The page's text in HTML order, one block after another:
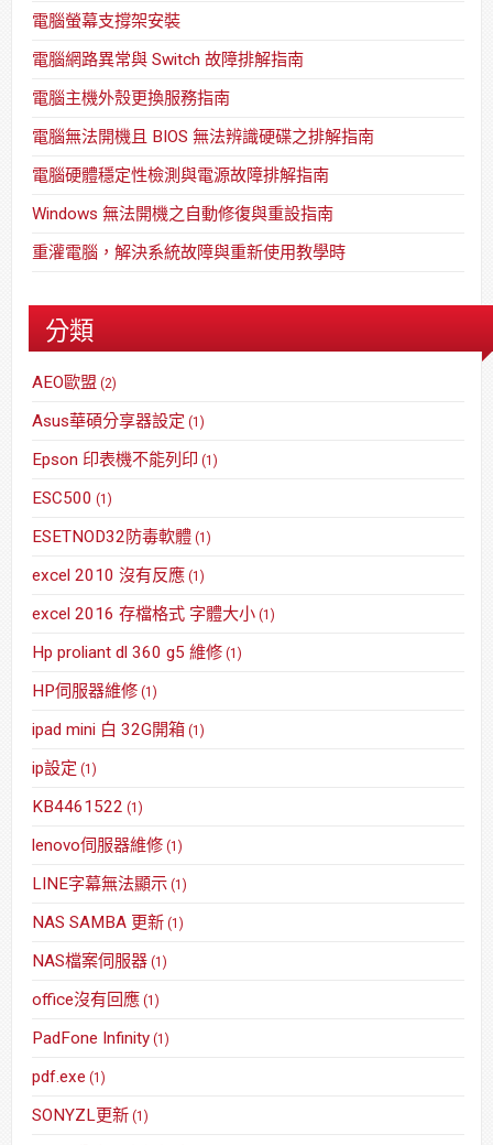
電腦螢幕支撐架安裝
電腦網路異常與 Switch 故障排解指南
電腦主機外殼更換服務指南
電腦無法開機且 BIOS 無法辨識硬碟之排解指南
電腦硬體穩定性檢測與電源故障排解指南
Windows 無法開機之自動修復與重設指南
重灌電腦，解決系統故障與重新使用教學時
分類
AEO歐盟 (2)
Asus華碩分享器設定 (1)
Epson 印表機不能列印 (1)
ESC500 (1)
ESETNOD32防毒軟體 (1)
excel 2010 沒有反應 (1)
excel 2016 存檔格式 字體大小 (1)
Hp proliant dl 360 g5 維修 (1)
HP伺服器維修 (1)
ipad mini 白 32G開箱 (1)
ip設定 (1)
KB4461522 (1)
lenovo伺服器維修 (1)
LINE字幕無法顯示 (1)
NAS SAMBA 更新 (1)
NAS檔案伺服器 (1)
office沒有回應 (1)
PadFone Infinity (1)
pdf.exe (1)
SONYZL更新 (1)